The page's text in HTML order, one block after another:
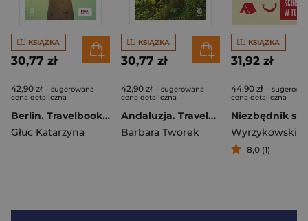
KSIĄŻKA
30,77 zł
42,90 zł - sugerowana
cena detaliczna
Berlin. Travelbook wyd. 3
Głuc Katarzyna
KSIĄŻKA
30,77 zł
42,90 zł - sugerowana
cena detaliczna
Andaluzja. Travelbook wyd. 4
Barbara Tworek
KSIĄŻKA
31,92 zł
44,90 zł -
cena detaliczna
8,0 (1)